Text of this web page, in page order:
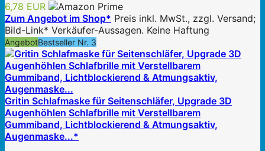
6,78 EUR
Zum Angebot im Shop* Preis inkl. MwSt., zzgl. Versand;
Bild-Link* Verkäufer-Aussagen. Keine Haftung
AngebotBestseller Nr. 3
Gritin Schlafmaske für Seitenschläfer, Upgrade 3D
Augenhöhlen Schlafbrille mit Verstellbarem
Gummiband, Lichtblockierend & Atmungsaktiv,
Augenmaske...*